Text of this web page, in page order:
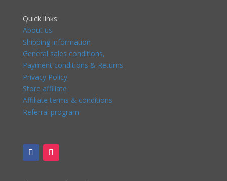
Quick links:
About us
Shipping information
General sales conditions,
Payment conditions & Returns
Privacy Policy
Store affiliate
Affiliate terms & conditions
Referral program